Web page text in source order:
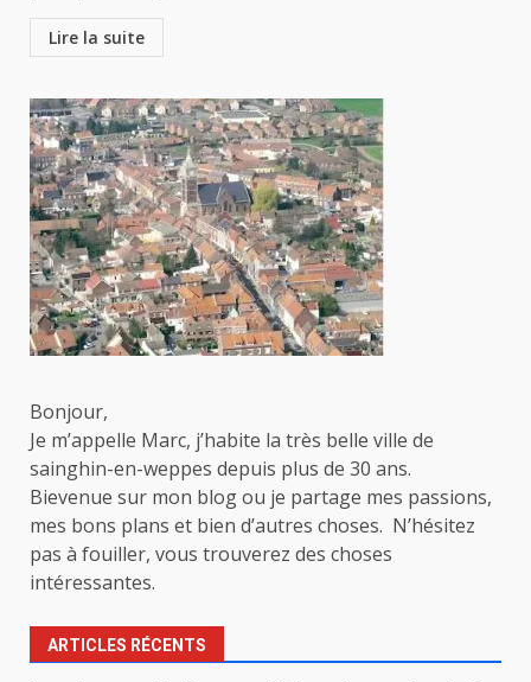
Lire la suite
Bonjour,
Je m’appelle Marc, j’habite la très belle ville de
sainghin-en-weppes depuis plus de 30 ans.
Bievenue sur mon blog ou je partage mes passions,
mes bons plans et bien d’autres choses. N’hésitez
pas à fouiller, vous trouverez des choses
intéressantes.
ARTICLES RÉCENTS